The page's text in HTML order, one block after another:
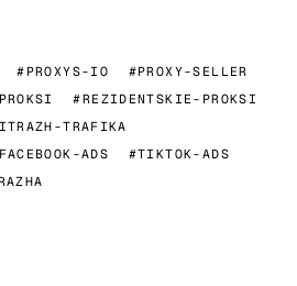
#PROXYS-IO
#PROXY-SELLER
#REZIDENTSKIE-PROKSI
TRAFIKA
ADS
#TIKTOK-ADS